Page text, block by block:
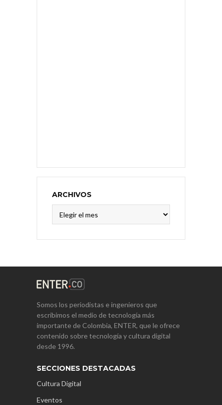
ARCHIVOS
Somos los periodistas e ingenieros que
escribimos el medio de tecnología más
importante de Colombia, ENTER, que le ofrece
contenido sobre tecnología y cultura digital
desde 1996.
SECCIONES DESTACADAS
Cultura Digital
Eventos